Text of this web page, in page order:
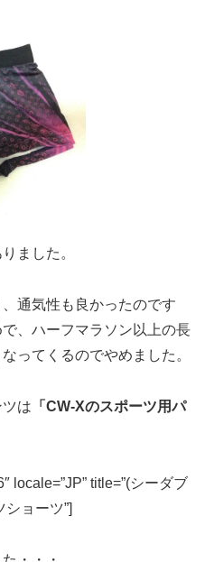
ました。
通気性も良かったのです
、ハーフマラソン以上の長
ってくるのでやめました。
は 「CW-Xのスポーツ用パ
locale=”JP” title=”(シーダブ
ョーツ”]